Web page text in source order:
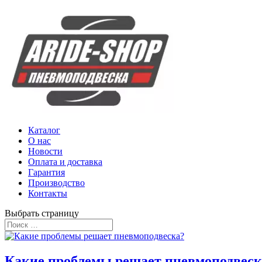
Каталог
О нас
Новости
Оплата и доставка
Гарантия
Производство
Контакты
Выбрать страницу